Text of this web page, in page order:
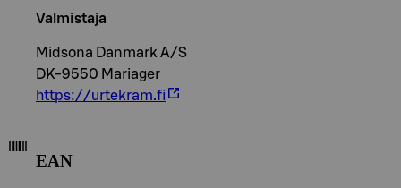
Valmistaja
Midsona Danmark A/S
DK-9550 Mariager
https://urtekram.fi
EAN